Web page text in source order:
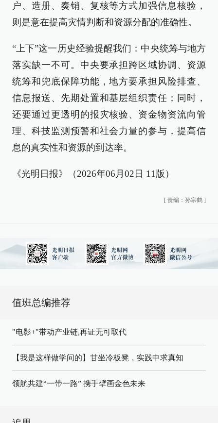
户、造册、奏销、复核等方式加强信息核验，
则是意在提高灾情判断和资源分配的准确性。
“上下”这一历史经验提醒我们：中央统筹与地方
落实缺一不可。中央要承担跨区域协调、资源
统筹和兜底保障功能，地方要承担风险排查、
信息报送、先期处置和基层组织责任；同时，
还要通过更透明的报灾核验、资金物资流向管
理、科技监测预警和社会力量的参与，提高信
息的真实性和资源的到达率。
《光明日报》（2026年06月02日 11版）
[ 责编：孙宗鹤 ]
值班总编推荐
"电影+"带动产业链,再证无可取代
【我是这样做学问的】甘坐冷板凳，实践中求真知
领航共建“一带一路” 携手擘画金色未来